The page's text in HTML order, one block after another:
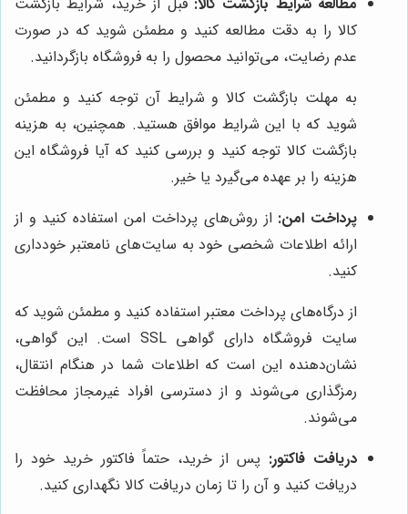
کالا را به دقت مطالعه کنید و مطمئن شوید که در صورت
عدم رضایت، می‌توانید محصول را به فروشگاه بازگردانید.
به مهلت بازگشت کالا و شرایط آن توجه کنید و مطمئن
شوید که با این شرایط موافق هستید. همچنین، به هزینه
بازگشت کالا توجه کنید و بررسی کنید که آیا فروشگاه این
هزینه را بر عهده می‌گیرد یا خیر.
پرداخت امن: از روش‌های پرداخت امن استفاده کنید و از
ارائه اطلاعات شخصی خود به سایت‌های نامعتبر خودداری
کنید.
از درگاه‌های پرداخت معتبر استفاده کنید و مطمئن شوید که
سایت فروشگاه دارای گواهی SSL است. این گواهی،
نشان‌دهنده این است که اطلاعات شما در هنگام انتقال،
رمزگذاری می‌شوند و از دسترسی افراد غیرمجاز محافظت
می‌شوند.
دریافت فاکتور: پس از خرید، حتماً فاکتور خرید خود را
دریافت کنید و آن را تا زمان دریافت کالا نگهداری کنید.